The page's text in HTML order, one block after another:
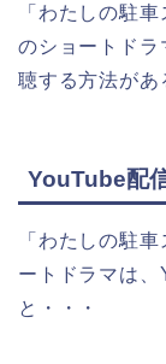
「わたしの駐
のショートドラ
聴する方法があ
YouTube配
「わたしの駐
ートドラマは、
と・・・